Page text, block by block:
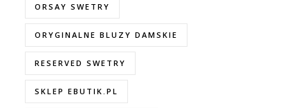
ORSAY SWETRY
ORYGINALNE BLUZY DAMSKIE
RESERVED SWETRY
SKLEP EBUTIK.PL